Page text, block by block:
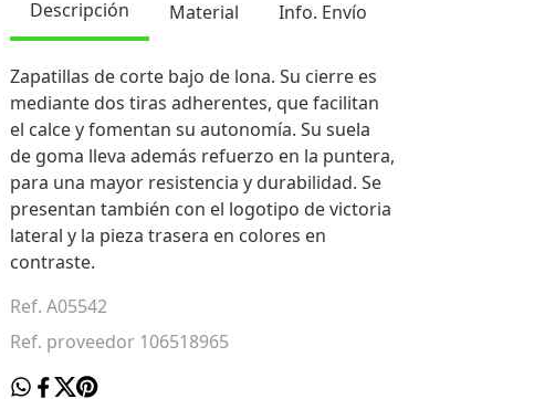
Descripción Material Info. Envío
Zapatillas de corte bajo de lona. Su cierre es
mediante dos tiras adherentes, que facilitan
el calce y fomentan su autonomía. Su suela
de goma lleva además refuerzo en la puntera,
para una mayor resistencia y durabilidad. Se
presentan también con el logotipo de victoria
lateral y la pieza trasera en colores en
contraste.
Ref. A05542
Ref. proveedor 106518965